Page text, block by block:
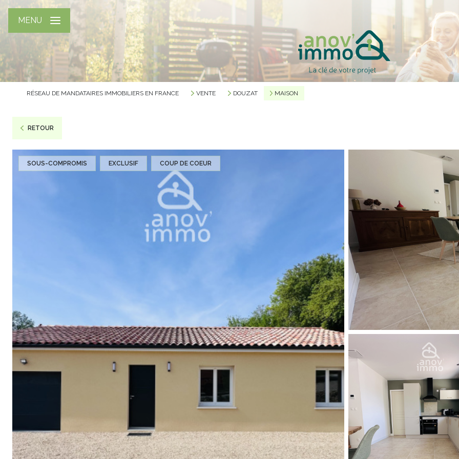
MENU
RÉSEAU DE MANDATAIRES IMMOBILIERS EN FRANCE VENTE DOUZAT MAISON
RETOUR
SOUS-COMPROMIS EXCLUSIF COUP DE COEUR